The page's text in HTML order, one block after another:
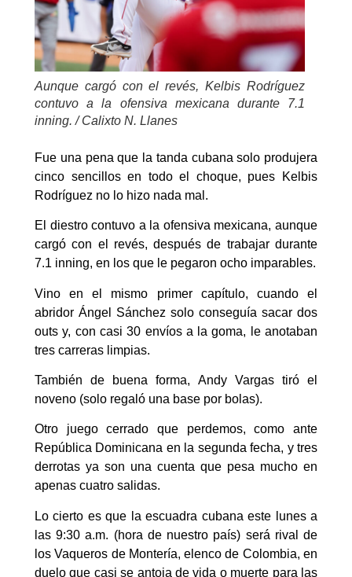
Aunque cargó con el revés, Kelbis Rodríguez
contuvo a la ofensiva mexicana durante 7.1
inning. / Calixto N. Llanes
Fue una pena que la tanda cubana solo produjera
cinco sencillos en todo el choque, pues Kelbis
Rodríguez no lo hizo nada mal.
El diestro contuvo a la ofensiva mexicana, aunque
cargó con el revés, después de trabajar durante
7.1 inning, en los que le pegaron ocho imparables.
Vino en el mismo primer capítulo, cuando el
abridor Ángel Sánchez solo conseguía sacar dos
outs y, con casi 30 envíos a la goma, le anotaban
tres carreras limpias.
También de buena forma, Andy Vargas tiró el
noveno (solo regaló una base por bolas).
Otro juego cerrado que perdemos, como ante
República Dominicana en la segunda fecha, y tres
derrotas ya son una cuenta que pesa mucho en
apenas cuatro salidas.
Lo cierto es que la escuadra cubana este lunes a
las 9:30 a.m. (hora de nuestro país) será rival de
los Vaqueros de Montería, elenco de Colombia, en
duelo que casi se antoja de vida o muerte para las